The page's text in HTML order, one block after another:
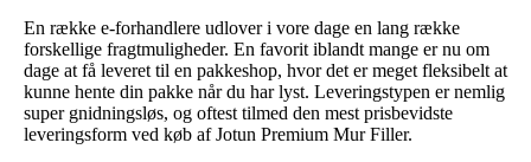
En række e-forhandlere udlover i vore dage en lang række
forskellige fragtmuligheder. En favorit iblandt mange er nu om
dage at få leveret til en pakkeshop, hvor det er meget fleksibelt at
kunne hente din pakke når du har lyst. Leveringstypen er nemlig
super gnidningsløs, og oftest tilmed den mest prisbevidste
leveringsform ved køb af Jotun Premium Mur Filler.